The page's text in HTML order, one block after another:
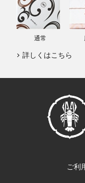
通常
詳しくはこちら
ご利